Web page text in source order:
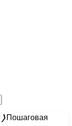
❭ Пошаговая